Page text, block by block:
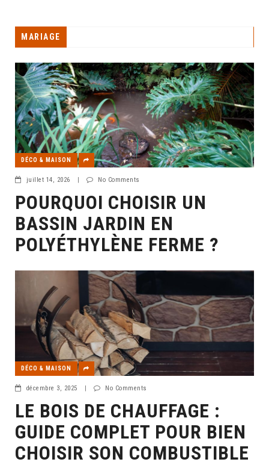
MARIAGE
DÉCO & MAISON
juillet 14, 2026 No Comments
POURQUOI CHOISIR UN
BASSIN JARDIN EN
POLYÉTHYLÈNE FERME ?
DÉCO & MAISON
décembre 3, 2025 | No Comments
LE BOIS DE CHAUFFAGE :
GUIDE COMPLET POUR BIEN
CHOISIR SON COMBUSTIBLE